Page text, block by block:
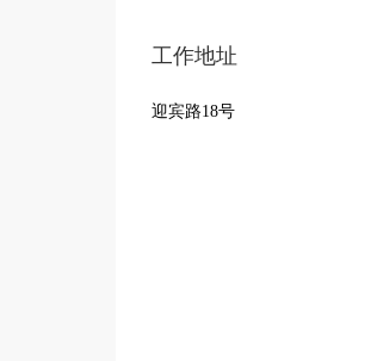
工作地址
迎宾路18号